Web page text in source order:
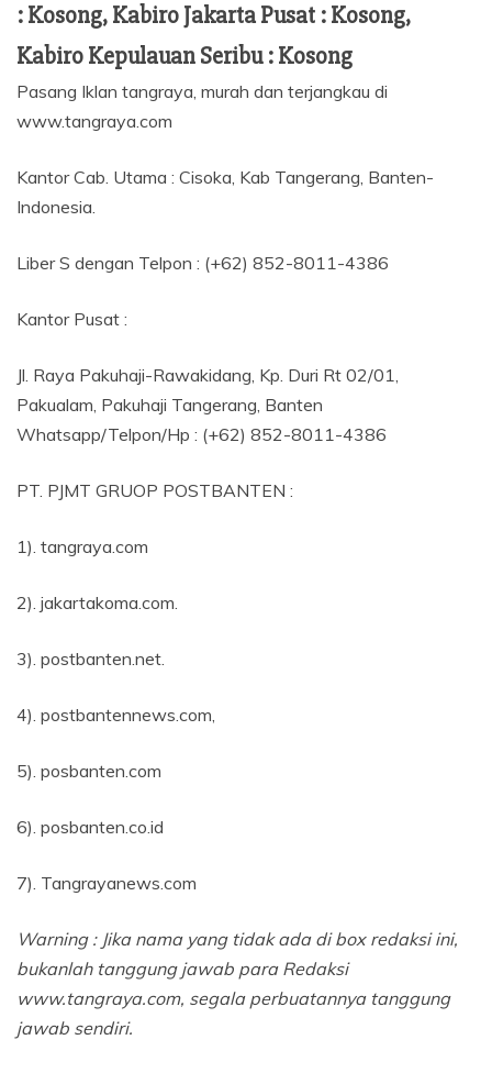
: Kosong, Kabiro Jakarta Pusat : Kosong,
Kabiro Kepulauan Seribu : Kosong
Pasang Iklan tangraya, murah dan terjangkau di
www.tangraya.com
Kantor Cab. Utama : Cisoka, Kab Tangerang, Banten-
Indonesia.
Liber S dengan Telpon : (+62) 852-8011-4386
Kantor Pusat :
Jl. Raya Pakuhaji-Rawakidang, Kp. Duri Rt 02/01,
Pakualam, Pakuhaji Tangerang, Banten
Whatsapp/Telpon/Hp : (+62) 852-8011-4386
PT. PJMT GRUOP POSTBANTEN :
1). tangraya.com
2). jakartakoma.com.
3). postbanten.net.
4). postbantennews.com,
5). posbanten.com
6). posbanten.co.id
7). Tangrayanews.com
Warning : Jika nama yang tidak ada di box redaksi ini,
bukanlah tanggung jawab para Redaksi
www.tangraya.com, segala perbuatannya tanggung
jawab sendiri.